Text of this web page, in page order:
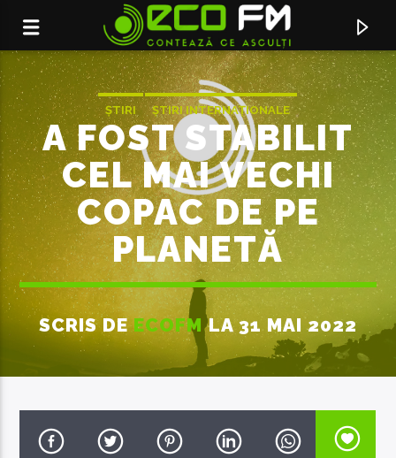
ACUM ÎN DIRECT
PASHA PARFENI FEAT. NICOLETA NUCA
ȘTIRI ȘTIRI INTERNAȚIONALE
A FOST STABILIT
CEL MAI VECHI
COPAC DE PE
PLANETĂ
SCRIS DEECOFMLA 31 MAI 2022